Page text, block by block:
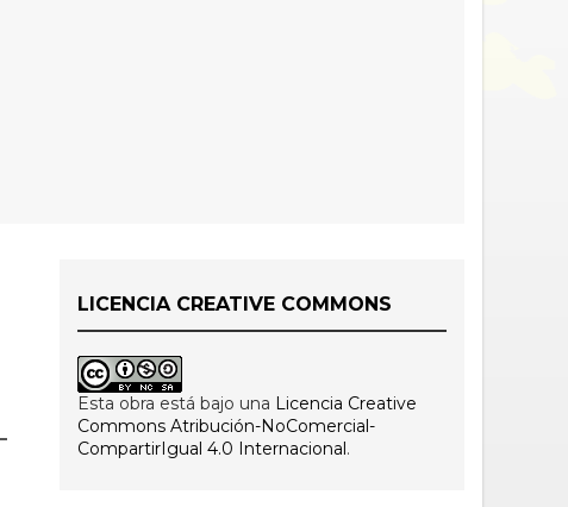
LICENCIA CREATIVE COMMONS
Esta obra está bajo una Licencia Creative
Commons Atribución-NoComercial-
CompartirIgual 4.0 Internacional.